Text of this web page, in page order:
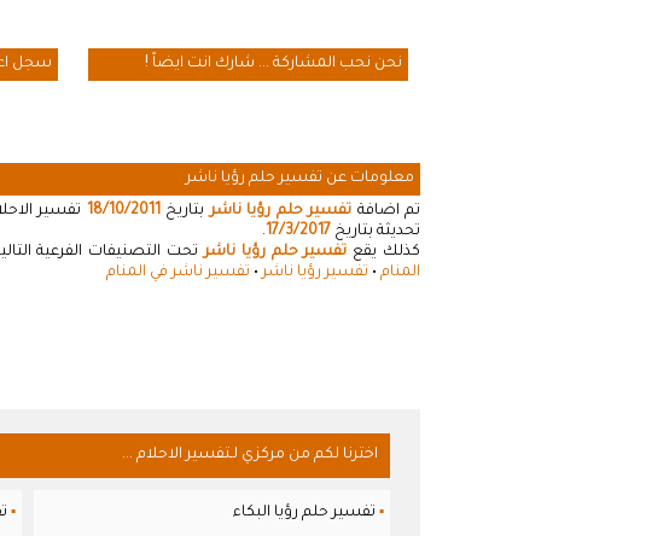
نحن نحب المشاركة ... شارك انت ايضاً ! سجل
معلومات عن تفسير حلم رؤيا ناشر
تم اضافة تفسير حلم رؤيا ناشربتاريخ18/10/2011 تفسير
تحديثة بتاريخ 17/3/2017
.
كذلك يقع تفسير حلم رؤيا ناشرتحت التصنيفات الفرعية
المنام • تفسير رؤيا ناشر• تفسير ناشر في المنام
اخترنا لكم من مركزي لـتفسير الاحلام ...
▪ تفسير حلم رؤيا البكاء ▪